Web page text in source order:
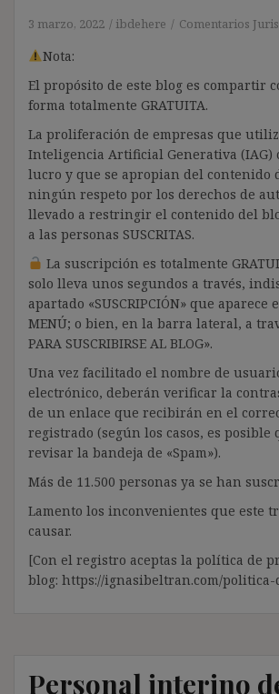
3 marzo, 2022 ibdehere Comentarios
Nota:
El propósito de este blog es compartir
forma totalmente GRATUITA.
La proliferación de empresas que
Inteligencia Artificial Generativa (IAG)
lucro y que se apropian del contenido
ningún respeto por los derechos de
llevado a restringir el contenido del
a las personas SUSCRITAS.
La suscripción es totalmente
solo lleva unos segundos a través,
apartado «SUSCRIPCIÓN» que aparece
MENÚ; o bien, en la barra lateral, a
PARA SUSCRIBIRSE AL BLOG».
Una vez facilitado el nombre de
electrónico, deberán verificar la
de un enlace que recibirán en el
registrado (según los casos, es posible
revisar la bandeja de «Spam»).
Más de 11.500 personas ya se han
Lamento los inconvenientes que este
causar.
[Con el registro aceptas la política de
blog: https://ignasibeltran.com/
Personal interino